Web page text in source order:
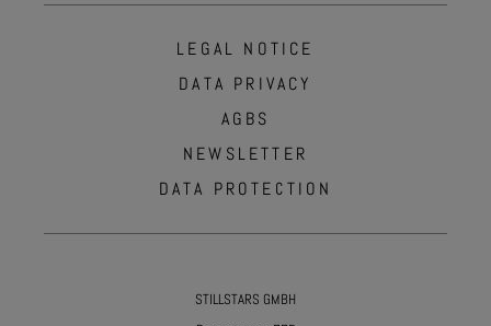
LEGAL NOTICE
DATA PRIVACY
AGBS
NEWSLETTER
DATA PROTECTION
STILLSTARS GMBH